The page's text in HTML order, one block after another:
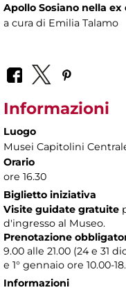
Apollo Sosiano nella
a cura di Emilia Talamo
Informazioni
Luogo
Musei Capitolini
Orario
ore 16.30
Biglietto iniziativa
Visite guidate gratuite
d'ingresso al Museo.
Prenotazione
9.00 alle 21.00 (24 e 31
e 1° gennaio ore 10.00-
Informazioni